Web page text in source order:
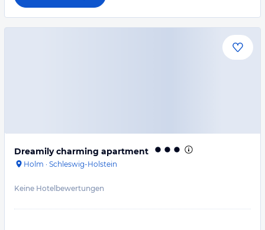
Dreamily charming apartment
Holm · Schleswig-Holstein
Keine Hotelbewertungen